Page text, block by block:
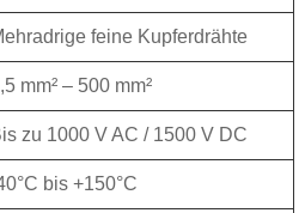
feine Kupferdrähte
mm² – 500 mm²
zu 1000 V AC / 1500 V DC
bis +150°C